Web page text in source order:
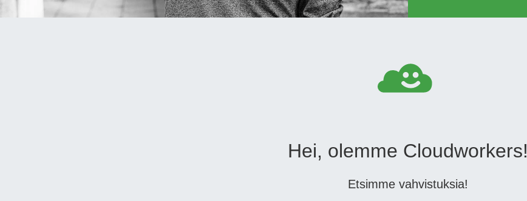
Hei, olemme Cloudworkers!
Etsimme vahvistuksia!